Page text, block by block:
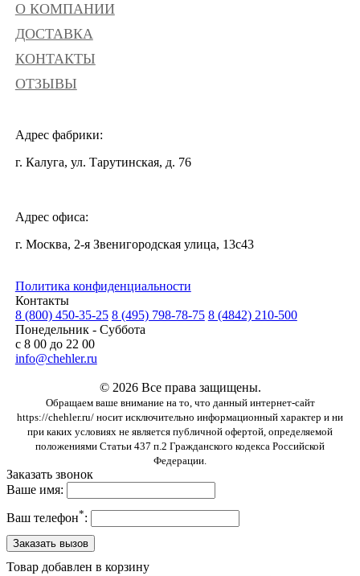
О КОМПАНИИ
ДОСТАВКА
КОНТАКТЫ
ОТЗЫВЫ
Адрес фабрики:
г. Калуга, ул. Тарутинская, д. 76
Адрес офиса:
г. Москва, 2-я Звенигородская улица, 13с43
Политика конфиденциальности
Контакты
8 (800) 450-35-25 8 (495) 798-78-75 8 (4842) 210-500
Понедельник - Суббота
с 8 00 до 22 00
info@chehler.ru
© 2026 Все права защищены.
Обращаем ваше внимание на то, что данный интернет-сайт
https://chehler.ru/ носит исключительно информационный характер и ни
при каких условиях не является публичной офертой, определяемой
положениями Статьи 437 п.2 Гражданского кодекса Российской
Федерации.
Заказать звонок
Ваше имя:
Ваш телефон*:
Товар добавлен в корзину